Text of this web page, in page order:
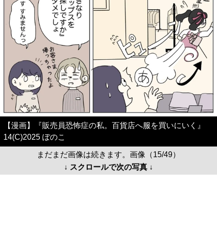
【漫画】『販売員恐怖症の私。百貨店へ服を買いにいく』
14(C)2025 ぼのこ
まだまだ画像は続きます。画像（15/49）
↓ スクロールで次の写真 ↓